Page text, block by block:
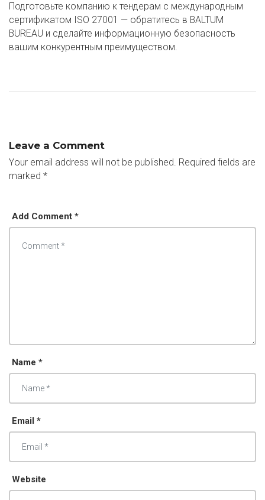
Подготовьте компанию к тендерам с международным
сертификатом ISO 27001 — обратитесь в BALTUM
BUREAU и сделайте информационную безопасность
вашим конкурентным преимуществом.
Leave a Comment
Your email address will not be published. Required fields are
marked *
Add Comment *
Name *
Email *
Website